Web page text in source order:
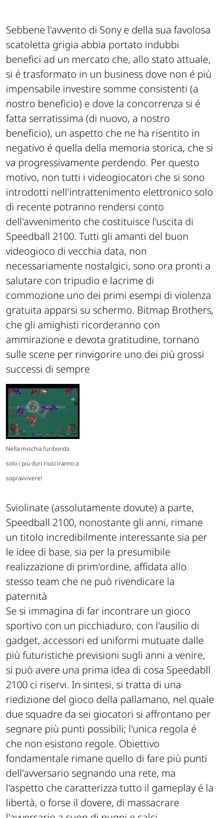
Sebbene l'avvento di Sony e della sua favolosa
scatoletta grigia abbia portato indubbi
benefici ad un mercato che, allo stato attuale,
si é trasformato in un business dove non é più
impensabile investire somme consistenti (a
nostro beneficio) e dove la concorrenza si é
fatta serratissima (di nuovo, a nostro
beneficio), un aspetto che ne ha risentito in
negativo é quella della memoria storica, che si
va progressivamente perdendo. Per questo
motivo, non tutti i videogiocatori che si sono
introdotti nell'intrattenimento elettronico solo
di recente potranno rendersi conto
dell'avvenimento che costituisce l'uscita di
Speedball 2100. Tutti gli amanti del buon
videogioco di vecchia data, non
necessariamente nostalgici, sono ora pronti a
salutare con tripudio e lacrime di
commozione uno dei primi esempi di violenza
gratuita apparsi su schermo. Bitmap Brothers,
che gli amighisti ricorderanno con
ammirazione e devota gratitudine, tornano
sulle scene per rinvigorire uno dei più grossi
successi di sempre
Nella mischia furibonda
solo i più duri riusciranno a
sopravvivere!
Sviolinate (assolutamente dovute) a parte,
Speedball 2100, nonostante gli anni, rimane
un titolo incredibilmente interessante sia per
le idee di base, sia per la presumibile
realizzazione di prim'ordine, affidata allo
stesso team che ne può rivendicare la
paternità
Se si immagina di far incontrare un gioco
sportivo con un picchiaduro, con l'ausilio di
gadget, accessori ed uniformi mutuate dalle
più futuristiche previsioni sugli anni a venire,
si può avere una prima idea di cosa Speedabll
2100 ci riservi. In sintesi, si tratta di una
riedizione del gioco della pallamano, nel quale
due squadre da sei giocatori si affrontano per
segnare più punti possibili; l'unica regola é
che non esistono regole. Obiettivo
fondamentale rimane quello di fare più punti
dell'avversario segnando una rete, ma
l'aspetto che caratterizza tutto il gameplay é la
libertà, o forse il dovere, di massacrare